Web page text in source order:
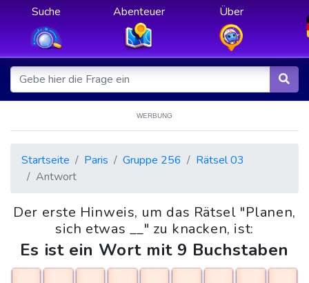
Suche Abenteuer Über
WERBUNG
Startseite Paris Gruppe 256
Rätsel 03
Antwort
Der erste Hinweis, um das Rätsel "Planen,
sich etwas __" zu knacken, ist:
Es ist ein Wort mit 9 Buchstaben